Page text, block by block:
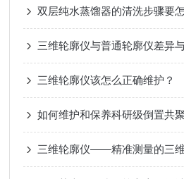
双层纯水蒸馏器的清洗步骤要
三维轮廓仪与普通轮廓仪差异
三维轮廓仪该怎么正确维护？
如何维护和保养科研级倒置共
三维轮廓仪——精准测量的三